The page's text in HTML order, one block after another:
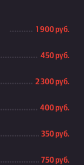
1 900 руб.
450 руб.
2 300 руб.
400 руб.
350 руб.
750 руб.